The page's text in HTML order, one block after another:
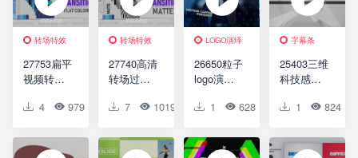
转场特效
27753扁平
视频转场
AE模版
Transition
Pack HD
4 979 0 0
转场特效
27740高清
转场过渡
版Mate
Pack HD
7 1019 0 0
LOGO演绎
26650粒子
logo演绎
板Particle
Reveal
1 628 0 0
字幕条
25403三维
科技感字
绎AE模板
Business
Template
1 824